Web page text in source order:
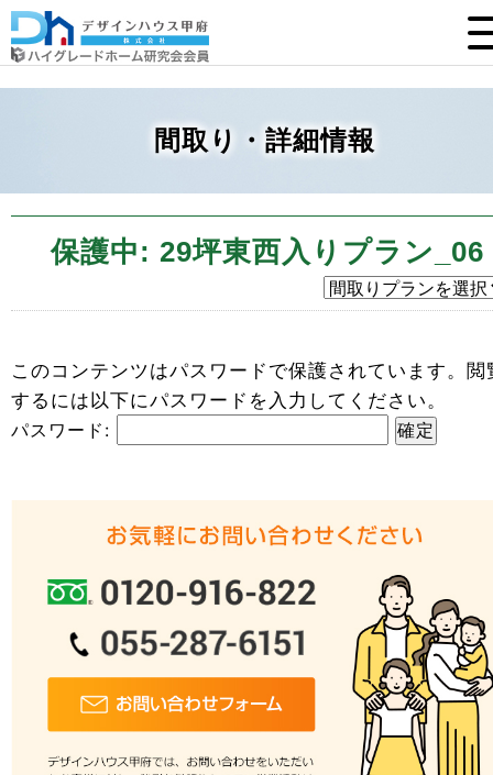
間取り・詳細情報
保護中: 29坪東西入りプラン_06
このコンテンツはパスワードで保護されています。閲
するには以下にパスワードを入力してください。
パスワード: